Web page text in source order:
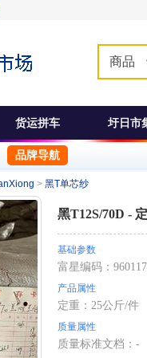
商品
货运拼车 圩日市
品牌导航
> 黑T单芯纱
黑T12S/70D -
基础参数
富星编码：
产品属性
定重： 25公斤/件
质量属性
质量标准文档： -